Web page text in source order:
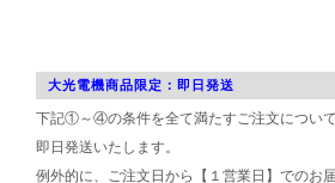
大光電機商品限定：即日発送
下記①～④の条件を全て満たすご注文につい
即日発送いたします。
例外的に、ご注文日から【１営業日】でのお